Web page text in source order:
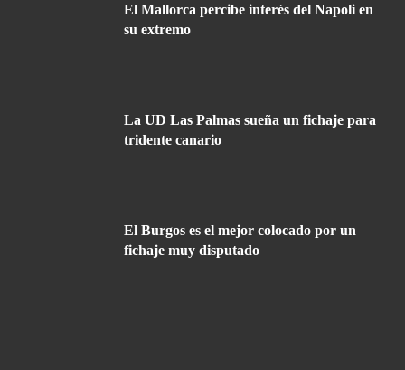
El Mallorca percibe interés del Napoli en
su extremo
La UD Las Palmas sueña un fichaje para
tridente canario
El Burgos es el mejor colocado por un
fichaje muy disputado